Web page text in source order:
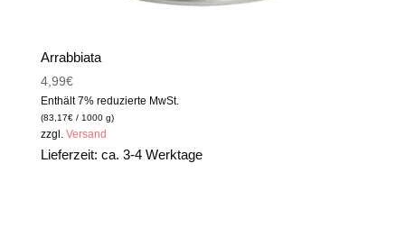
Arrabbiata
4,99€
Enthält 7% reduzierte MwSt.
(83,17€/ 1000 g)
zzgl. Versand
Lieferzeit: ca. 3-4 Werktage